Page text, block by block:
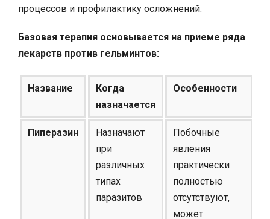
процессов и профилактику осложнений.
Базовая терапия основывается на приеме ряда
лекарств против гельминтов:
Название
Когда
назначается
Особенности
Пиперазин
Назначают
при
различных
типах
паразитов
Побочные
явления
практически
полностью
отсутствуют,
может